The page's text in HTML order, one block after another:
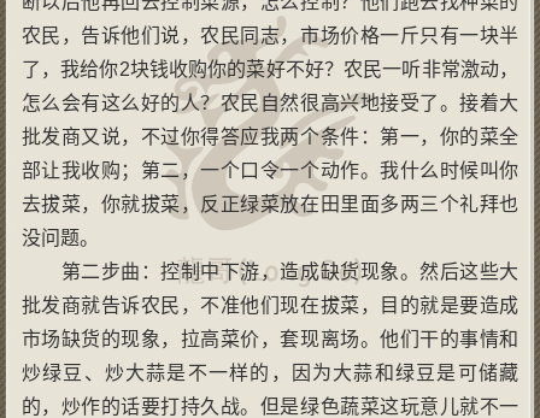
农民，告诉他们说，农民同志，市场价格一斤只有一块半
了，我给你2块钱收购你的菜好不好？农民一听非常激动，
怎么会有这么好的人？农民自然很高兴地接受了。接着大
批发商又说，不过你得答应我两个条件：第一，你的菜全
部让我收购；第二，一个口令一个动作。我什么时候叫你
去拔菜，你就拔菜，反正绿菜放在田里面多两三个礼拜也
没问题。
第二步曲：控制中下游，造成缺货现象。然后这些大
批发商就告诉农民，不准他们现在拔菜，目的就是要造成
市场缺货的现象，拉高菜价，套现离场。他们干的事情和
炒绿豆、炒大蒜是不一样的，因为大蒜和绿豆是可储藏
的，炒作的话要打持久战。但是绿色蔬菜这玩意儿就不一